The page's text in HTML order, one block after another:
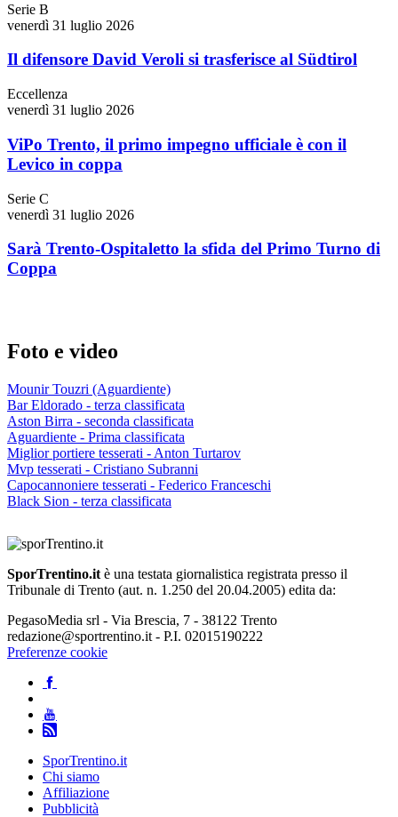
Serie B
venerdì 31 luglio 2026
Il difensore David Veroli si trasferisce al Südtirol
Eccellenza
venerdì 31 luglio 2026
ViPo Trento, il primo impegno ufficiale è con il
Levico in coppa
Serie C
venerdì 31 luglio 2026
Sarà Trento-Ospitaletto la sfida del Primo Turno di
Coppa
Foto e video
Mounir Touzri (Aguardiente)
Bar Eldorado - terza classificata
Aston Birra - seconda classificata
Aguardiente - Prima classificata
Miglior portiere tesserati - Anton Turtarov
Mvp tesserati - Cristiano Subranni
Capocannoniere tesserati - Federico Franceschi
Black Sion - terza classificata
SporTrentino.it è una testata giornalistica registrata presso il
Tribunale di Trento (aut. n. 1.250 del 20.04.2005) edita da:
PegasoMedia srl - Via Brescia, 7 - 38122 Trento
redazione@sportrentino.it - P.I. 02015190222
Preferenze cookie
SporTrentino.it
Chi siamo
Affiliazione
Pubblicità